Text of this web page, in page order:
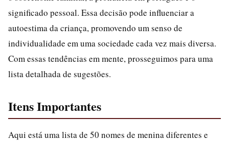
significado pessoal. Essa decisão pode influenciar a
autoestima da criança, promovendo um senso de
individualidade em uma sociedade cada vez mais diversa.
Com essas tendências em mente, prosseguimos para uma
lista detalhada de sugestões.
Itens Importantes
Aqui está uma lista de 50 nomes de menina diferentes e